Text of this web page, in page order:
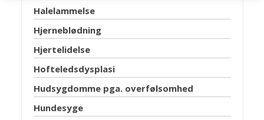
Halelammelse
Hjerneblødning
Hjertelidelse
Hofteledsdysplasi
Hudsygdomme pga. overfølsomhed
Hundesyge